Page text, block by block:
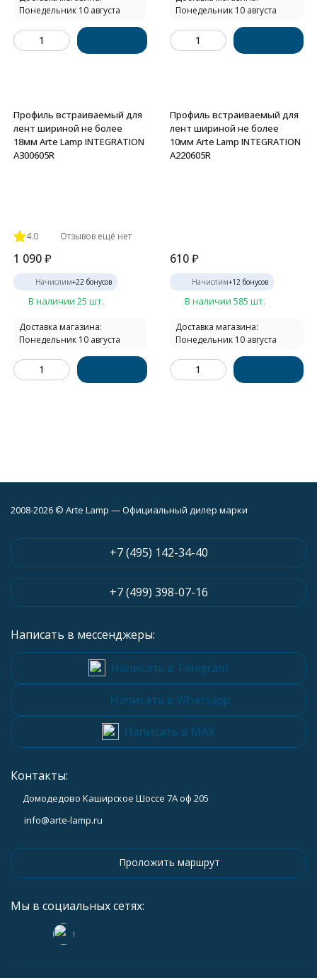
Понедельник 10 августа
Понедельник 10 августа
Профиль встраиваемый для
лент шириной не более
18мм Arte Lamp INTEGRATION
A300605R
4.0 Отзывов ещё нет
1 090₽
Начислим+22 бонусов
В наличии 25 шт.
Доставка магазина:
Понедельник 10 августа
Профиль встраиваемый для
лент шириной не более
10мм Arte Lamp INTEGRATION
A220605R
610₽
Начислим+12 бонусов
В наличии 585 шт.
Доставка магазина:
Понедельник 10 августа
2008-2026 © Arte Lamp — Официальный дилер марки
+7 (495) 142-34-40
+7 (499) 398-07-16
Написать в мессенджеры:
Написать в Telegram
Написать в Whatsapp
Написать в MAX
Контакты:
Домодедово Каширское Шоссе 7А оф 205
info@arte-lamp.ru
Проложить маршрут
Мы в социальных сетях: